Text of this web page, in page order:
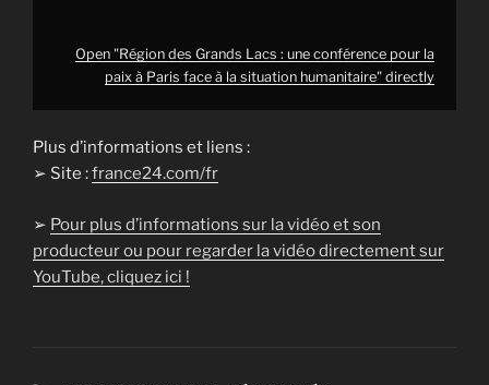
Open "Région des Grands Lacs : une conférence pour la
paix à Paris face à la situation humanitaire" directly
Plus d’informations et liens :
➢ Site :france24.com/fr
➢ Pour plus d’informations sur la vidéo et son
producteur ou pour regarder la vidéo directement sur
YouTube, cliquez ici !